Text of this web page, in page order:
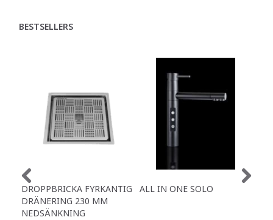
BESTSELLERS
DROPPBRICKA FYRKANTIG
DRÄNERING 230 MM
NEDSÄNKNING
ALL IN ONE SOLO